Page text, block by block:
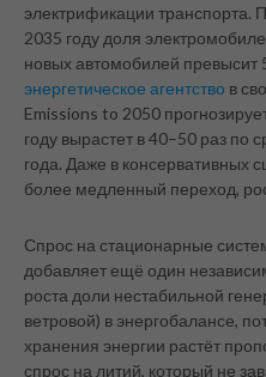
электрификации транспорта.
2035 году доля
новых автомобилей
энергетическое агентство в
Emissions to 2050
году вырастет в 40–50 раз по
года. Даже в консервативных
более медленный переход,
Спрос на стационарные
добавляет ещё один
роста доли нестабильной
ветровой) в энергобалансе,
хранения энергии растёт
спрос на литий, который не